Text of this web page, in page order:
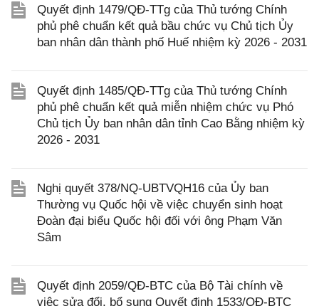
Quyết định 1479/QĐ-TTg của Thủ tướng Chính
phủ phê chuẩn kết quả bầu chức vụ Chủ tịch Ủy
ban nhân dân thành phố Huế nhiệm kỳ 2026 - 2031
Quyết định 1485/QĐ-TTg của Thủ tướng Chính
phủ phê chuẩn kết quả miễn nhiệm chức vụ Phó
Chủ tịch Ủy ban nhân dân tỉnh Cao Bằng nhiệm kỳ
2026 - 2031
Nghị quyết 378/NQ-UBTVQH16 của Ủy ban
Thường vụ Quốc hội về việc chuyển sinh hoạt
Đoàn đại biểu Quốc hội đối với ông Phạm Văn
Sâm
Quyết định 2059/QĐ-BTC của Bộ Tài chính về
việc sửa đổi, bổ sung Quyết định 1533/QĐ-BTC